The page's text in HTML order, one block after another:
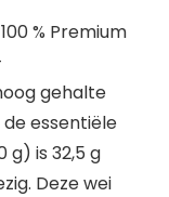
% Premium
gehalte
essentiële
g) is 32,5 g
Deze wei